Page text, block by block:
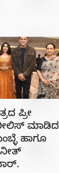
ಪ್ರೀ
ಮಾಡಿದ
ಹಾಗೂ